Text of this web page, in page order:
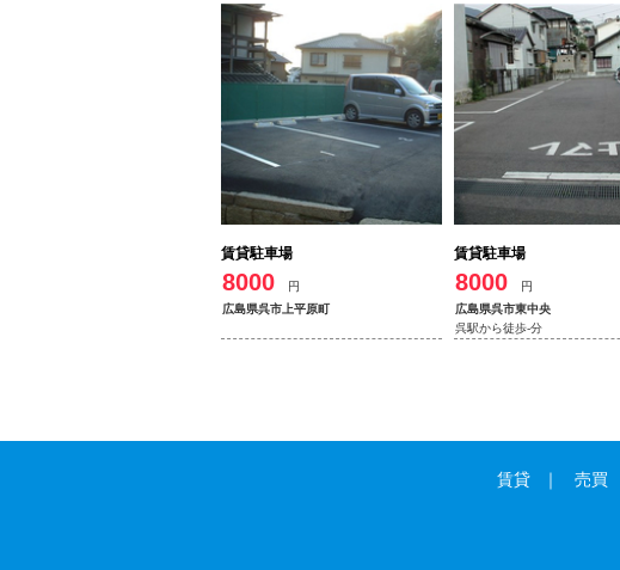
賃貸駐車場
8000
円
広島県呉市上平原町
賃貸駐車場
8000
円
広島県呉市東中央
呉駅から徒歩-分
賃貸 売買